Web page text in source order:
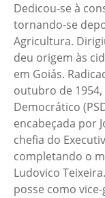
Dedicou-se à
tornando-se
Agricultura.
deu origem às
em Goiás.
outubro de
Democrático
encabeçada por
chefia do
completando o
Ludovico
posse como